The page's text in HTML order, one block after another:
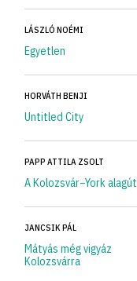
LÁSZLÓ NOÉMI
Egyetlen
HORVÁTH BENJI
Untitled City
PAPP ATTILA ZSOLT
A Kolozsvár–York alagút
JANCSIK PÁL
Mátyás még vigyáz
Kolozsvárra